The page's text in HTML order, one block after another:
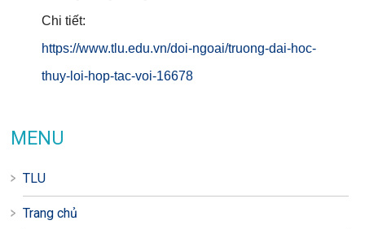
Chi tiết:
https://www.tlu.edu.vn/doi-ngoai/truong-dai-hoc-
thuy-loi-hop-tac-voi-16678
MENU
TLU
Trang chủ